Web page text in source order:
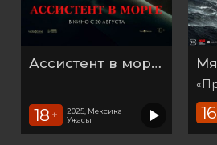
Ассистент в морге
18 +
2025, Мексика
Ужасы
16